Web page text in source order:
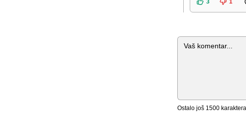
3 1
Komentar
Ostalo još 1500 karaktera